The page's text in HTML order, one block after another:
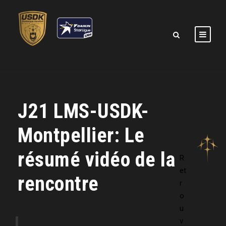
J21 LMS-USDK-
Montpellier: Le
résumé vidéo de la
rencontre
R
et
r
o
u
v